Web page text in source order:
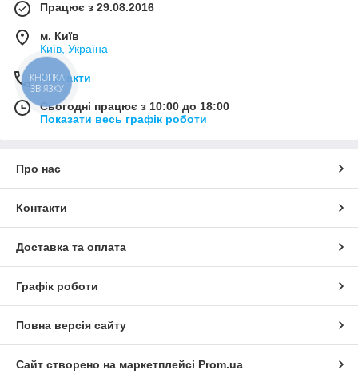
Працює з 29.08.2016
м. Київ
Київ, Україна
Контакти
Сьогодні працює з 10:00 до 18:00
Показати весь графік роботи
Про нас
Контакти
Доставка та оплата
Графік роботи
Повна версія сайту
Сайт створено на маркетплейсі Prom.ua
КНОПКА
ЗВ'ЯЗКУ